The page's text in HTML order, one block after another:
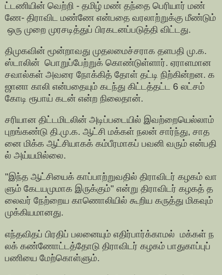
ட்டணியின் வெற்றி - தமிழ் மண் தந்தை பெரியார் மண்
ணே- திராவிட மண்ணே என்பதை வரலாற்றுக்கு மீண்டும்
ஒரு முறை முரசடித்துப் பிரகடனப்படுத்தி விட்டது.
திமுகவின் மூன்றாவது முதலமைச்சராக தளபதி மு.க.
ஸ்டாலின் பொறுப்பேற்றுக் கொண்டுள்ளார். ஏராளமான
சவால்கள் அவரை நோக்கித் தோள் தட்டி நிற்கின்றன. க
ஜானா காலி என்பதையும் கடந்து கிட்டத்தட்ட 6 லட்சம்
கோடி ரூபாய் கடன் என்ற நிலைதான்.
சரியான திட்டமிடலின் அடிப்படையில் இவற்றையெல்லாம்
புறங்கண்டு தி.மு.க. ஆட்சி மக்கள் நலன் சார்ந்து, சாத
னை மிக்க ஆட்சியாகக் கம்பீரமாகப் பவனி வரும் என்பதி
ல் அய்யமில்லை.
"இந்த ஆட்சியைக் காப்பாற்றுவதில் திராவிடர் கழகம் வா
ளும் கேடயமுமாக இருக்கும்" என்று திராவிடர் கழகத் த
லைவர் நேற்றைய காணொலியில் கூறிய கருத்து மிகவும்
முக்கியமானது.
எந்தவிதப் பிரதிப் பலனையும் எதிர்பார்க்காமல் மக்கள் ந
லக் கண்ணோட்டத்தோடு திராவிடர் கழகம் பாதுகாப்புப்
பணியை மேற்கொள்ளும்.